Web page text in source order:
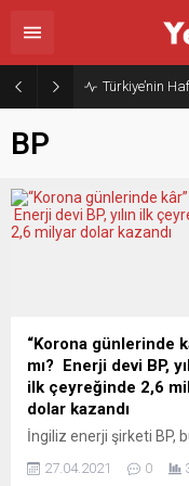
Türkiye’nin
BP
“Korona günlerinde
mı? Enerji devi BP,
ilk çeyreğinde 2,6
dolar kazandı
İngiliz enerji şirketi BP,
beklentileri çok aşan
27.04.2021 0